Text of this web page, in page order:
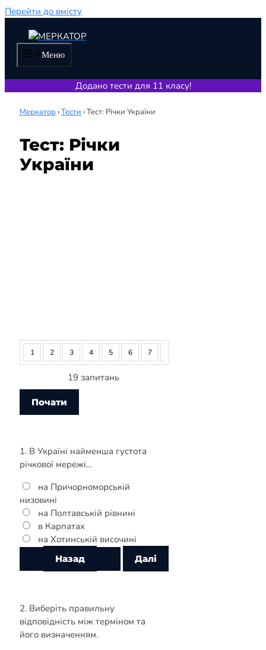
Перейти до вмісту
Меню
Додано тести для 11 класу!
Меркатор ›Тести ›Тест: Річки України
Тест: Річки
України
1 2 3 4 5 6 7
19 запитань
1. В Україні найменша густота
річкової мережі…
на Причорноморській
низовині
на Полтавській рівнині
в Карпатах
на Хотинській височині
2. Виберіть правильну
відповідність між терміном та
його визначенням.